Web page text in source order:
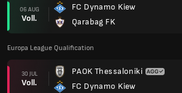
06 AUG
Voll.
FC Dynamo Kiew
Qarabag FK
Europa League Qualification
30 JUL
Voll.
PAOK Thessaloniki
FC Dynamo Kiew